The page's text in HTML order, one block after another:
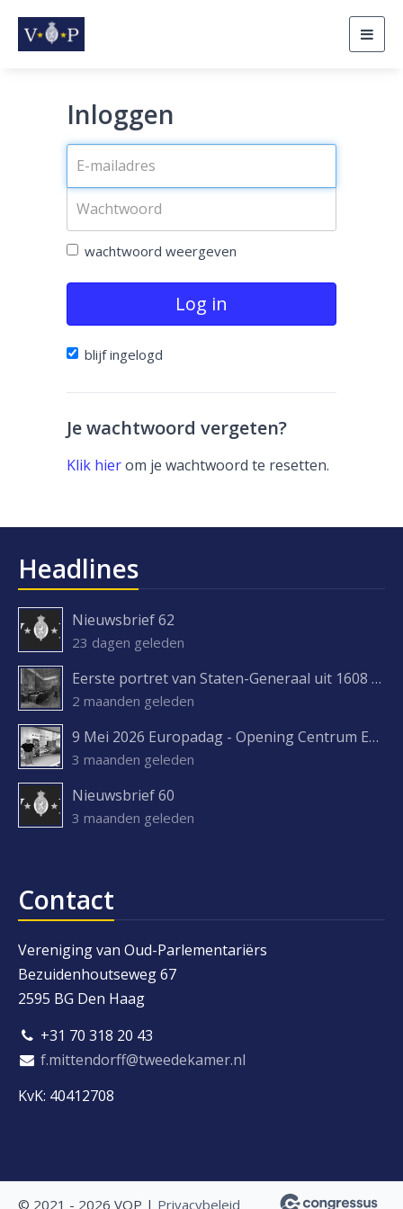
Inloggen
wachtwoord weergeven
Log in
blijf ingelogd
Je wachtwoord vergeten?
Klik hierom je wachtwoord te resetten.
Headlines
Nieuwsbrief 62
23 dagen geleden
Eerste portret van Staten-Generaal uit 1608 ontdekt
2 maanden geleden
9 Mei 2026 Europadag - Opening Centrum Europa Experience
3 maanden geleden
Nieuwsbrief 60
3 maanden geleden
Contact
Vereniging van Oud-Parlementariërs
Bezuidenhoutseweg 67
2595 BG Den Haag
+31 70 318 20 43
f.mittendorff@tweedekamer.nl
KvK: 40412708
© 2021 - 2026 VOP | Privacybeleid